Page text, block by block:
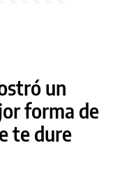
un
forma de
te dure